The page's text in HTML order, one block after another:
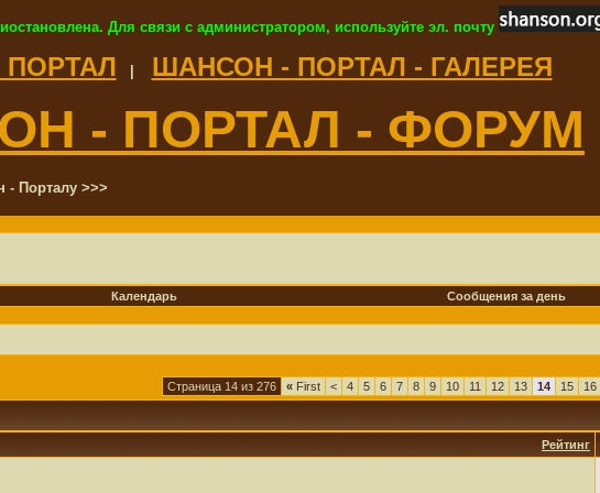
Для связи с администратором, используйте эл. почту
ШАНСОН - ПОРТАЛ - ГАЛЕРЕЯ
- ПОРТАЛ - ФОРУМ
- Порталу >>>
Календарь Сообщения за день
Страница 14 из 276 « First < 4 5 6 7 8 9 10 11 12 13 14 15 16
Рейтинг